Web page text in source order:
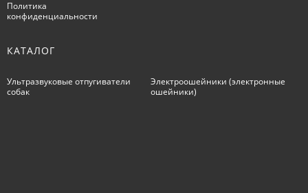
Политика
конфиденциальности
КАТАЛОГ
Ультразвуковые отпугиватели
собак
Электроошейники (электронные
ошейники)